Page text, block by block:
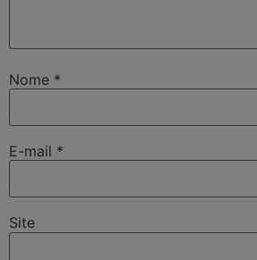
Nome *
E-mail *
Site